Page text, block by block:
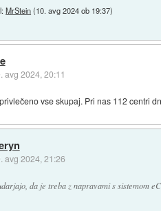
MrStein(10. avg 2024 ob 19:37)
avg 2024, 20:11
vse skupaj. Pri nas 112 centri
avg 2024, 21:26
da je treba z napravami s sistemom